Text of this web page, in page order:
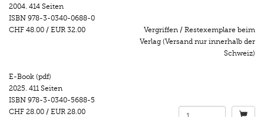
2004. 414 Seiten
ISBN 978-3-0340-0688-0
CHF 48.00 / EUR 32.00
Vergriffen / Restexemplare beim
Verlag (Versand nur innerhalb der
Schweiz)
E-Book (pdf)
2025. 411 Seiten
ISBN 978-3-0340-5688-5
CHF 28.00 / EUR 28.00